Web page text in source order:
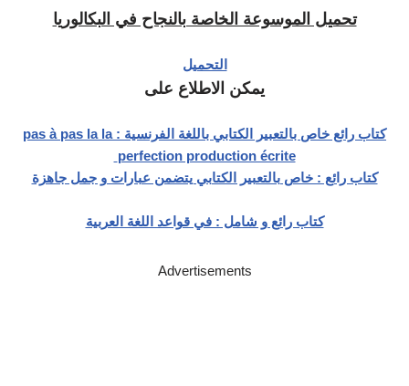
تحميل الموسوعة الخاصة بالنجاح في البكالوريا
التحميل
يمكن الاطلاع على
كتاب رائع خاص بالتعبير الكتابي باللغة الفرنسية : pas à pas la la
perfection production écrite
كتاب رائع : خاص بالتعبير الكتابي يتضمن عبارات و جمل جاهزة
كتاب رائع و شامل : في قواعد اللغة العربية
Advertisements